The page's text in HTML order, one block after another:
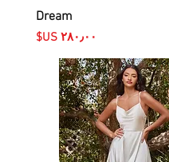
Dream
السعر